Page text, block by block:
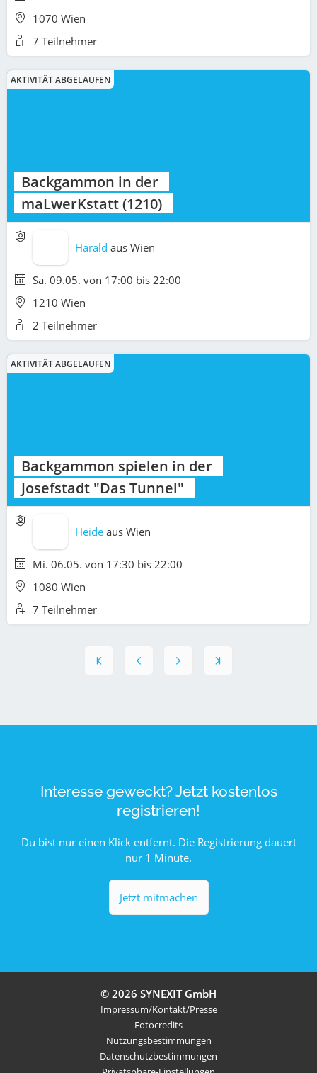
1070 Wien
7 Teilnehmer
AKTIVITÄT ABGELAUFEN
Backgammon in der
maLwerKstatt (1210)
Harald aus Wien
Sa. 09.05. von 17:00 bis 22:00
1210 Wien
2 Teilnehmer
AKTIVITÄT ABGELAUFEN
Backgammon spielen in der
Josefstadt "Das Tunnel"
Heide aus Wien
Mi. 06.05. von 17:30 bis 22:00
1080 Wien
7 Teilnehmer
Interesse geweckt? Jetzt kostenlos
registrieren!
Du bist nur einen Klick entfernt. Die Registrierung dauert
nur 1 Minute.
Jetzt mitmachen
© 2026 SYNEXIT GmbH
Impressum/Kontakt/Presse
Fotocredits
Nutzungsbestimmungen
Datenschutzbestimmungen